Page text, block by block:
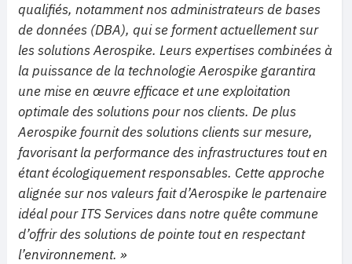
qualifiés, notamment nos administrateurs de bases
de données (DBA), qui se forment actuellement sur
les solutions Aerospike. Leurs expertises combinées à
la puissance de la technologie Aerospike garantira
une mise en œuvre efficace et une exploitation
optimale des solutions pour nos clients. De plus
Aerospike fournit des solutions clients sur mesure,
favorisant la performance des infrastructures tout en
étant écologiquement responsables. Cette approche
alignée sur nos valeurs fait d’Aerospike le partenaire
idéal pour ITS Services dans notre quête commune
d’offrir des solutions de pointe tout en respectant
l’environnement. »